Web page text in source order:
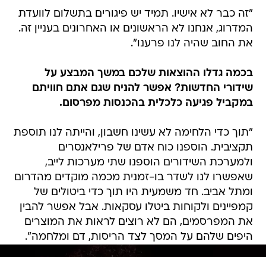
"זה כבר לא אישיו. תמיד יש פיגורים בתשלום לוועדת
המדרוג, אנחנו לא הראשונים או האחרונים בעניין זה.
את החוב שהיה לנו פרענו".
בכמה גדלו ההוצאות שלכם במשך המבצע על
שידורי החדשות? אפשר להניח שגם אתם חוויתם
במקביל פגיעה כלכלית בהכנסות מפרסום.
"תוך כדי הלחימה לא עשינו חשבון, והייתה לנו תוספת
תקציבית. הוספנו כוח אדם של פרילאנסרים
ולמערכת השידורים הוספנו שתי מערכות לייב,
שאפשרו לנו לשדר בו-זמנית מכמה מוקדים מהדרום
ומתל אביב. חד משמעית היו תוך כדי ביטולים של
קמפיינים ולקוחות ביטלו עסקאות. אבל אפשר להבין
את המפרסמים, הם לא רוצים לראות את המוצרים
היפים שלהם על המסך לצד הריסות, דם ומלחמה".